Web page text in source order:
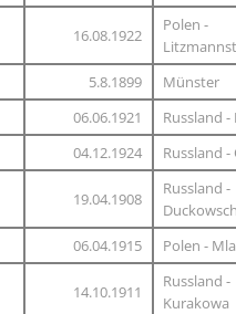
16.08.1922
Polen -
5.8.1899
Münster
06.06.1921
Russland
04.12.1924
Russland -
19.04.1908
Russland -
06.04.1915 Polen -
14.10.1911
Russland -
Kurakowa